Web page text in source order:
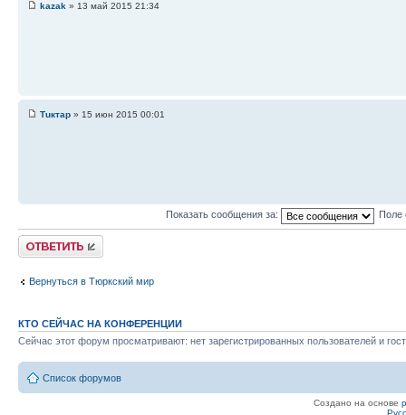
kazak » 13 май 2015 21:34
Тuктар » 15 июн 2015 00:01
Показать сообщения за: Поле
Ответить
Вернуться в Тюркский мир
КТО СЕЙЧАС НА КОНФЕРЕНЦИИ
Сейчас этот форум просматривают: нет зарегистрированных пользователей и
Список форумов
Создано на основе